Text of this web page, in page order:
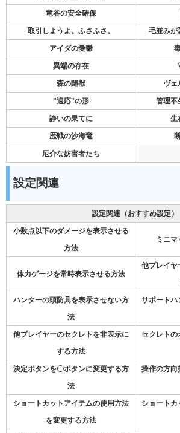
竜谷の安全確保
取引しようよ。ふさふさ。 毛並みが
アイダの憂鬱
異端の存在
森の闢獣 ヴェ
"適応"の形 管理不
諍いの果てに 生
歴戦の沙海竜
厄介な妨害者たち
設定関連
設定関連（おすすめ設定）
小数点以下のダメージを表示させる
方法
ミニ
体力ゲージを常時表示させる方法
他プレイヤ
ハンターの頭防具を表示させない方
法
サポートハ
他プレイヤーのセクレトを非表示に
する方法
セクレトの
決定ボタンを〇ボタンに変更する方
法
操作の方向
ショートカットアイテムの使用方法
を変更する方法
ショートカ